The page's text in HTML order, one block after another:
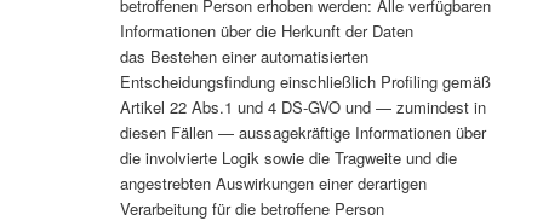
betroffenen Person erhoben werden: Alle verfügbaren
Informationen über die Herkunft der Daten
das Bestehen einer automatisierten
Entscheidungsfindung einschließlich Profiling gemäß
Artikel 22 Abs.1 und 4 DS-GVO und — zumindest in
diesen Fällen — aussagekräftige Informationen über
die involvierte Logik sowie die Tragweite und die
angestrebten Auswirkungen einer derartigen
Verarbeitung für die betroffene Person